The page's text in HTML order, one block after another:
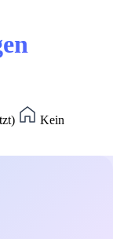
Kein